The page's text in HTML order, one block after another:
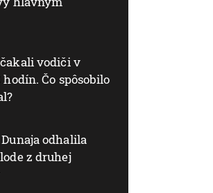
vodiči v
Čo spôsobilo
odhalila
z druhej